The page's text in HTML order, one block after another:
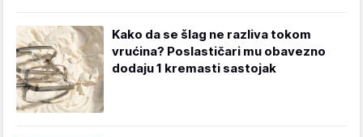
Kako da se šlag ne razliva tokom
vrućina? Poslastičari mu obavezno
dodaju 1 kremasti sastojak